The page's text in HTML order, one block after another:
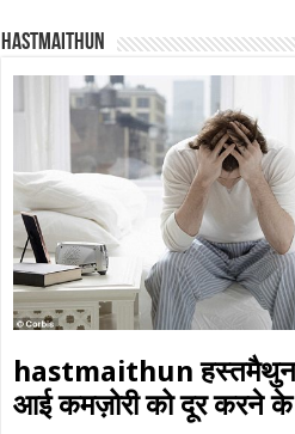
Hastmaithun
hastmaithun
आई कमज़ोरी को दूर करने के